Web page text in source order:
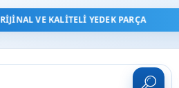
VE KALITELI YEDEK PARÇA